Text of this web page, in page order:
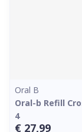
Oral B
Oral-b Refill
4
€ 27,99